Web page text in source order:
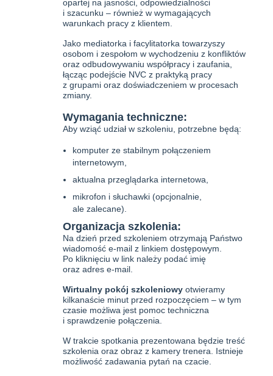
opartej na jasności, odpowiedzialności
i szacunku – również w wymagających
warunkach pracy z klientem.
Jako mediatorka i facylitatorka towarzyszy
osobom i zespołom w wychodzeniu z konfliktów
oraz odbudowywaniu współpracy i zaufania,
łącząc podejście NVC z praktyką pracy
z grupami oraz doświadczeniem w procesach
zmiany.
Wymagania techniczne:
Aby wziąć udział w szkoleniu, potrzebne będą:
komputer ze stabilnym połączeniem
internetowym,
aktualna przeglądarka internetowa,
mikrofon i słuchawki (opcjonalnie,
ale zalecane).
Organizacja szkolenia:
Na dzień przed szkoleniem otrzymają Państwo
wiadomość e-mail z linkiem dostępowym.
Po kliknięciu w link należy podać imię
oraz adres e-mail.
Wirtualny pokój szkoleniowy otwieramy
kilkanaście minut przed rozpoczęciem – w tym
czasie możliwa jest pomoc techniczna
i sprawdzenie połączenia.
W trakcie spotkania prezentowana będzie treść
szkolenia oraz obraz z kamery trenera. Istnieje
możliwość zadawania pytań na czacie.